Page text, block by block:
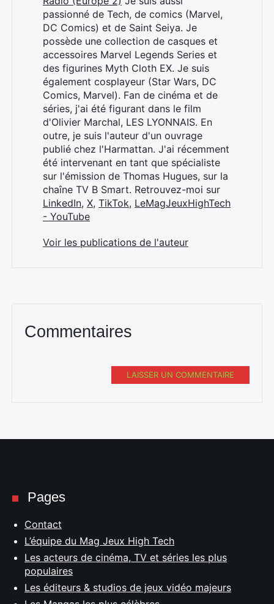
passionné de Tech, de comics (Marvel,
DC Comics) et de Saint Seiya. Je
possède une collection de casques et
accessoires Marvel Legends Series et
des figurines Myth Cloth EX. Je suis
également cosplayeur (Star Wars, DC
Comics, Marvel). Fan de cinéma et de
séries, j'ai été figurant dans le film
d'Olivier Marchal, LES LYONNAIS. En
outre, je suis l'auteur d'un ouvrage
publié chez l'Harmattan. J'ai récemment
été intervenant en tant que spécialiste
sur l'émission de Thomas Hugues, sur la
chaîne TV B Smart. Retrouvez-moi sur
LinkedIn, X, TikTok, LeMagJeuxHighTech
- YouTube
Voir les publications de l'auteur
Commentaires
LAISSER UN COMMENTAIRE
Pages
Contact
L’équipe du Mag Jeux High Tech
Les acteurs de cinéma, TV et séries les plus
populaires
Les éditeurs & studios de jeux vidéo majeurs